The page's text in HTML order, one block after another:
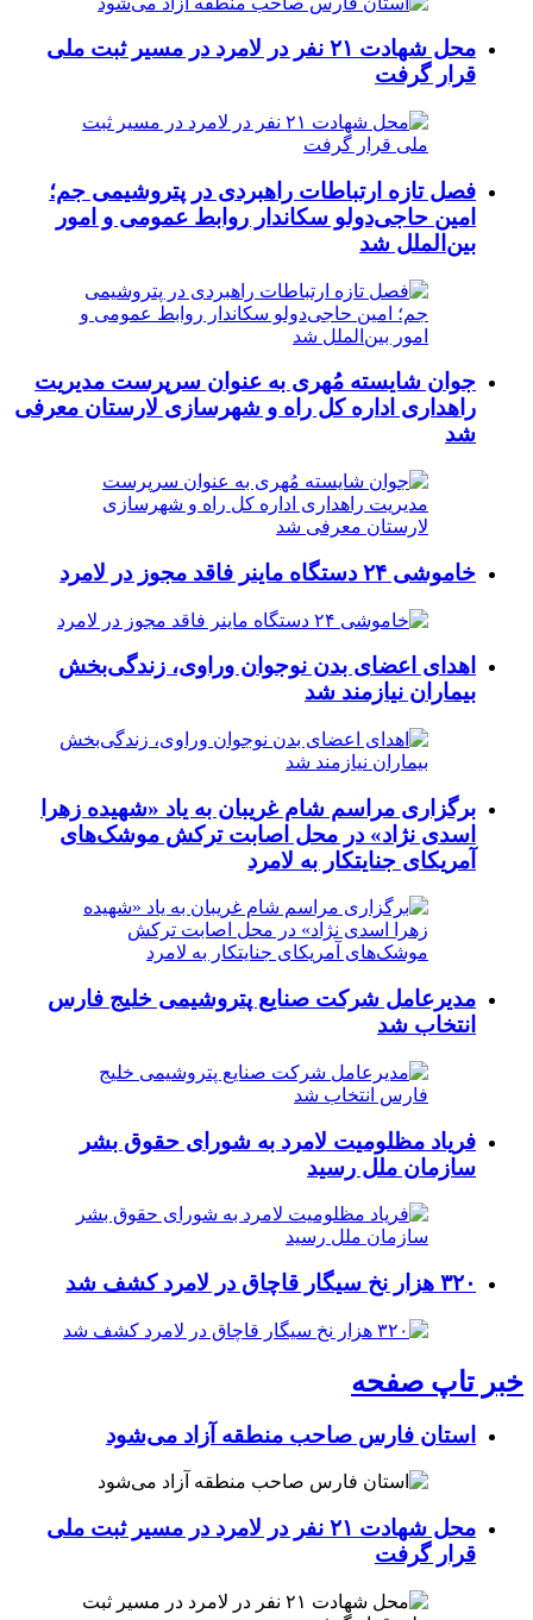
محل شهادت ۲۱ نفر در لامرد در مسیر ثبت ملی
قرار گرفت
فصل تازه ارتباطات راهبردی در پتروشیمی جم؛
امین حاجی‌دولو سکاندار روابط عمومی و امور
بین‌الملل شد
جوان شایسته مُهری به عنوان سرپرست مدیریت
راهداری اداره کل راه و شهرسازی لارستان معرفی
شد
خاموشی ۲۴ دستگاه ماینر فاقد مجوز در لامرد
اهدای اعضای بدن نوجوان وراوی، زندگی‌بخش
بیماران نیازمند شد
برگزاری مراسم شام غریبان به یاد «شهیده زهرا
اسدی نژاد» در محل اصابت ترکش موشک‌های
آمریکای جنایتکار به لامرد
مدیرعامل شرکت صنایع پتروشیمی خلیج فارس
انتخاب شد
فریاد مظلومیت لامرد به شورای حقوق بشر
سازمان ملل رسید
۳۲۰ هزار نخ سیگار قاچاق در لامرد کشف شد
خبر تاپ صفحه
استان فارس صاحب منطقه آزاد می‌شود
محل شهادت ۲۱ نفر در لامرد در مسیر ثبت ملی
قرار گرفت